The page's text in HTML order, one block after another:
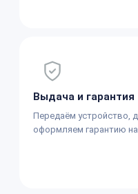
Выдача и гарантия
Передаём устройство,
оформляем гарантию